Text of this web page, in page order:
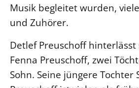
Musik begleitet wurden,
und Zuhörer.
Detlef Preuschoff hinterlässt
Fenna Preuschoff, zwei
Sohn. Seine jüngere Tochter